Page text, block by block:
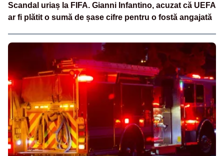
Scandal uriaș la FIFA. Gianni Infantino, acuzat că UEFA
ar fi plătit o sumă de șase cifre pentru o fostă angajată